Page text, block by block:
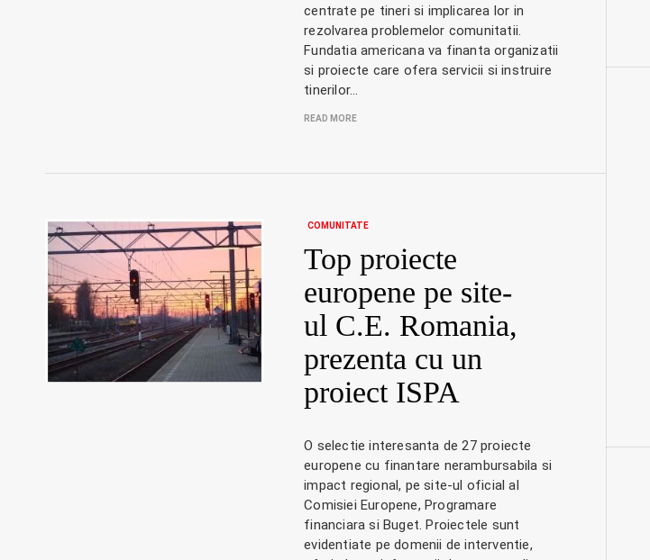
centrate pe tineri si implicarea lor in
rezolvarea problemelor comunitatii.
Fundatia americana va finanta organizatii
si proiecte care ofera servicii si instruire
tinerilor…
READ MORE
COMUNITATE
Top proiecte
europene pe site-
ul C.E. Romania,
prezenta cu un
proiect ISPA
O selectie interesanta de 27 proiecte
europene cu finantare nerambursabila si
impact regional, pe site-ul oficial al
Comisiei Europene, Programare
financiara si Buget. Proiectele sunt
evidentiate pe domenii de interventie,